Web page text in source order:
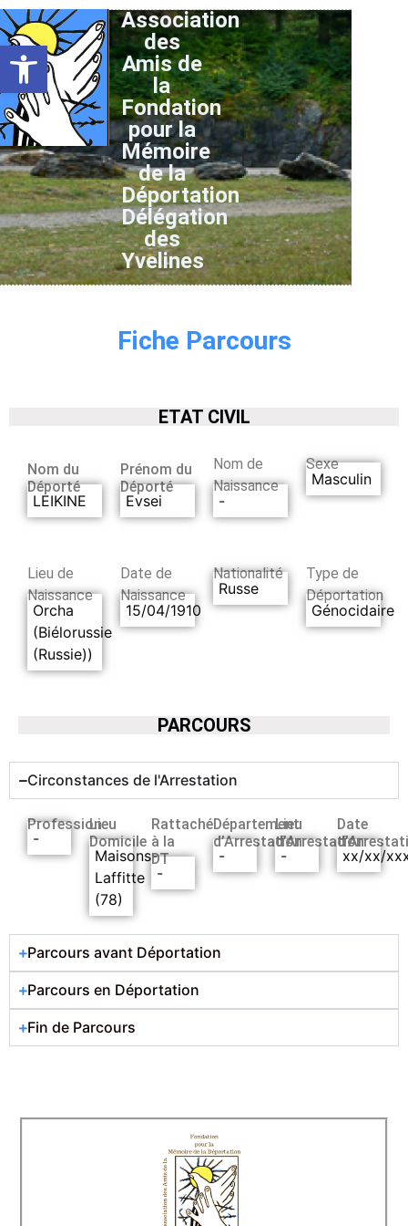
Ouvrir la barre d’outils
Association
des
Amis de
la
Fondation
pour la
Mémoire
de la
Déportation
Délégation
des
Yvelines
Fiche Parcours
ETAT CIVIL
Nom du
Déporté
LEIKINE
Prénom du
Déporté
Evsei
Nom de
Naissance
-
Sexe
Masculin
Lieu de
Naissance
Orcha
(Biélorussie
(Russie))
Date de
Naissance
15/04/1910
Nationalité
Russe
Type de
Déportation
Génocidaire
PARCOURS
Circonstances de l'Arrestation
Profession
-
Lieu
Domicile
Maisons-
Laffitte
(78)
Rattaché
à la
DT
-
Département
d’Arrestation
-
Lieu
d’Arrestation
-
Date
xx/xx/
Parcours avant Déportation
Parcours en Déportation
Fin de Parcours